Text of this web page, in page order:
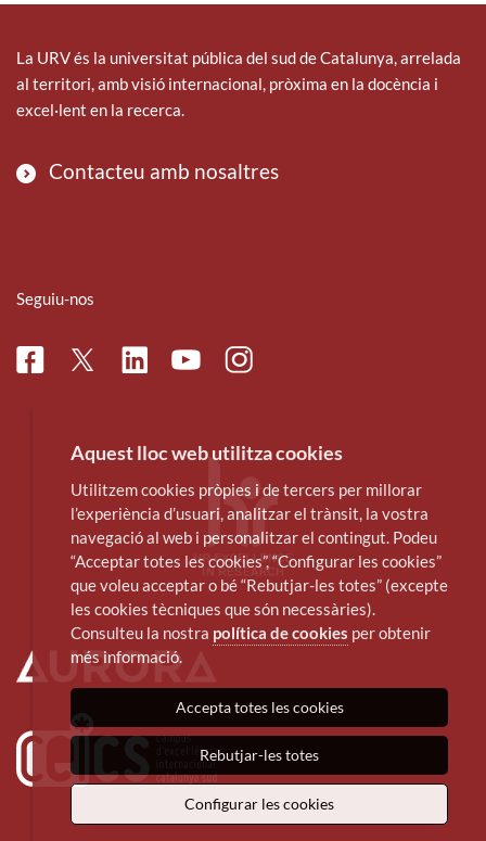
La URV és la universitat pública del sud de Catalunya, arrelada
al territori, amb visió internacional, pròxima en la docència i
excel·lent en la recerca.
Contacteu amb nosaltres
Seguiu-nos
FacebookTwitterLinkedinYoutubeInstagram
Aquest lloc web utilitza cookies
Utilitzem cookies pròpies i de tercers per millorar
l’experiència d’usuari, analitzar el trànsit, la vostra
navegació al web i personalitzar el contingut. Podeu
“Acceptar totes les cookies”, “Configurar les cookies”
que voleu acceptar o bé “Rebutjar-les totes” (excepte
les cookies tècniques que són necessàries).
Consulteu la nostra política de cookies per obtenir
més informació.
Accepta totes les cookies
Rebutjar-les totes
Configurar les cookies